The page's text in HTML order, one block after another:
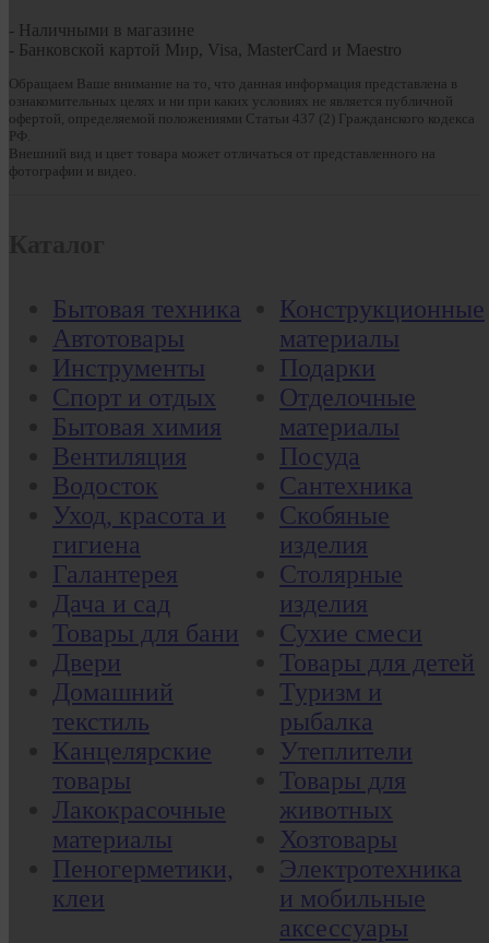
- Наличными в магазине
- Банковской картой Мир, Visa, MasterCard и Maestro
Обращаем Ваше внимание на то, что данная информация представлена в
ознакомительных целях и ни при каких условиях не является публичной
офертой, определяемой положениями Статьи 437 (2) Гражданского кодекса
РФ.
Внешний вид и цвет товара может отличаться от представленного на
фотографии и видео.
Бытовая техника
Автотовары
Инструменты
Спорт и отдых
Бытовая химия
Вентиляция
Водосток
Уход, красота и
гигиена
Галантерея
Дача и сад
Товары для бани
Двери
Домашний
текстиль
Канцелярские
товары
Лакокрасочные
материалы
Пеногерметики,
клеи
Конструкционные
материалы
Подарки
Отделочные
материалы
Посуда
Сантехника
Скобяные
изделия
Столярные
изделия
Сухие смеси
Товары для детей
Туризм и
рыбалка
Утеплители
Товары для
животных
Хозтовары
Электротехника
и мобильные
аксессуары